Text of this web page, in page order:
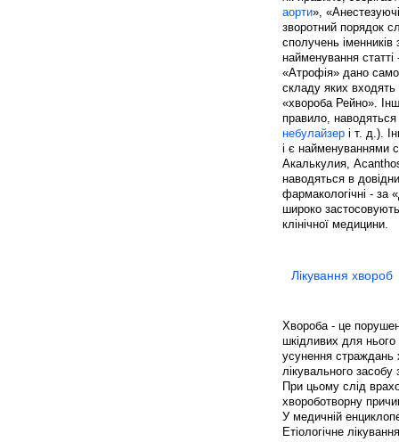
аорти»,
зворотний порядок
сполучень
найменування
«Атрофія» дано
складу яких
«хвороба Рейно».
правило, наводяться
небулайзер і т. д.).
і є найменуваннями
Акалькулия,
наводяться в
фармакологічні - за
широко
клінічної медицини.
Лікування хвороб
Хвороба - це
шкідливих для нього
усунення страждань
лікувального
При цьому слід
хвороботворну
У медичній
Етіологічне